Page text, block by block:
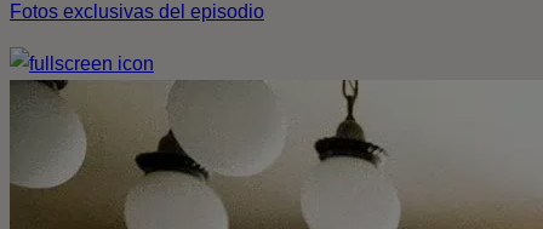
Fotos exclusivas del episodio